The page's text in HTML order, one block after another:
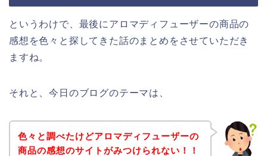
というわけで、最後にアロマディフューザーの商品の
感想を色々と探してきた話のまとめをさせていただき
ますね。
それと、今日のブログのテーマは、
色々と調べたけどアロマディフューザーの
商品の感想のサイトがみつけられない！！